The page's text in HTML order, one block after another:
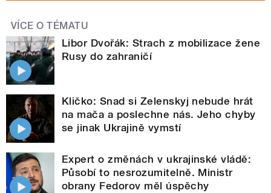
VÍCE O TÉMATU
Libor Dvořák: Strach z mobilizace žene
Rusy do zahraničí
Kličko: Snad si Zelenskyj nebude hrát
na mača a poslechne nás. Jeho chyby
se jinak Ukrajině vymstí
Expert o změnách v ukrajinské vládě:
Působí to nesrozumitelně. Ministr
obrany Fedorov měl úspěchy